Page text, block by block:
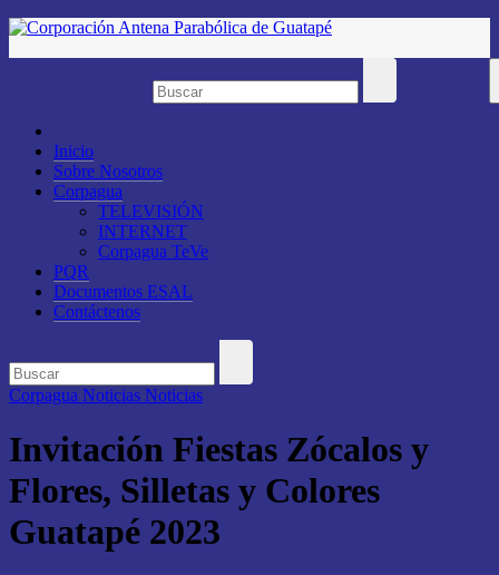
Saltar
Inicio
Sobre Nosotros
Corpagua
TELEVISIÓN
INTERNET
Corpagua TeVe
PQR
Documentos ESAL
Contáctenos
Corpagua Noticias Noticias
Invitación Fiestas Zócalos y
Flores, Silletas y Colores
Guatapé 2023